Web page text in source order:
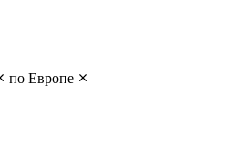
по Европе